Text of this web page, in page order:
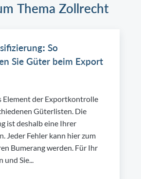
Thema Zollrecht
So
Sie Güter beim Export
Element der Exportkontrolle
Güterlisten. Die
ist deshalb eine Ihrer
Jeder Fehler kann hier zum
Bumerang werden. Für Ihr
und Sie...